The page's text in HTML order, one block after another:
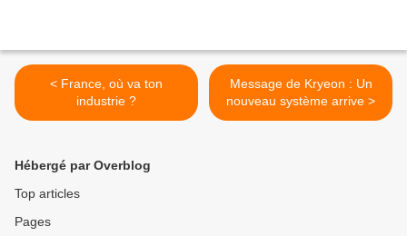
< France, où va ton
industrie ?
Message de Kryeon : Un
nouveau système arrive >
Hébergé par Overblog
Top articles
Pages